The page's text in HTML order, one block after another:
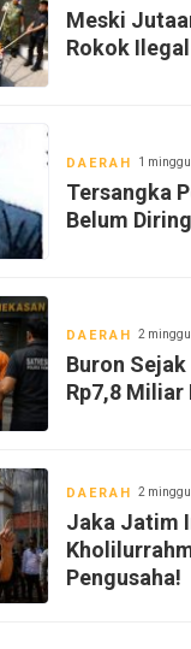
Meski
Rokok
DAERAH 1
Tersangka
Belum
DAERAH 2
Buron
Rp7,8 Miliar
DAERAH 2
Jaka Jatim
Pengusaha!